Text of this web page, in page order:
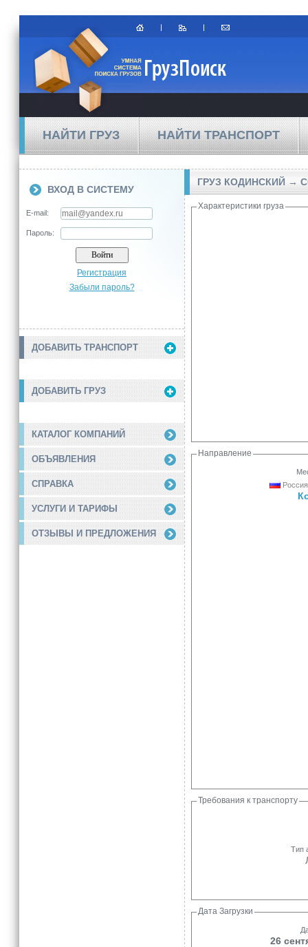
НАЙТИ ГРУЗ НАЙТИ ТРАНСПОРТ
ВХОД В СИСТЕМУ
E-mail:
Пароль:
Регистрация
Забыли пароль?
ДОБАВИТЬ ТРАНСПОРТ
ДОБАВИТЬ ГРУЗ
КАТАЛОГ КОМПАНИЙ
ОБЪЯВЛЕНИЯ
СПРАВКА
УСЛУГИ И ТАРИФЫ
ОТЗЫВЫ И ПРЕДЛОЖЕНИЯ
ГРУЗ КОДИНСКИЙ →
Характеристики груза
Направление
Требования к транспорту
Тип
Дата Загрузки
26